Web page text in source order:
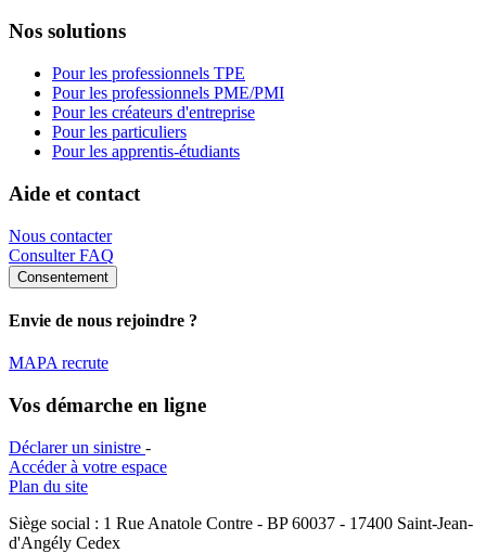
Nos solutions
Pour les professionnels TPE
Pour les professionnels PME/PMI
Pour les créateurs d'entreprise
Pour les particuliers
Pour les apprentis-étudiants
Aide et contact
Nous contacter
Consulter FAQ
Consentement
Envie de nous rejoindre ?
MAPA recrute
Vos démarche en ligne
Déclarer un sinistre -
Accéder à votre espace
Plan du site
Siège social : 1 Rue Anatole Contre - BP 60037 - 17400 Saint-Jean-
d'Angély Cedex